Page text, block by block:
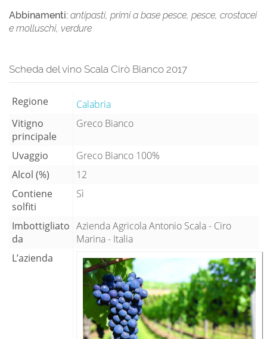
Abbinamenti: antipasti, primi a base pesce, pesce, crostacei
e molluschi, verdure
Scheda del vino Scala Cirò Bianco 2017
Regione
Calabria
Vitigno
principale
Greco Bianco
Uvaggio
Greco Bianco 100%
Alcol (%)
12
Contiene
solfiti
Sì
Imbottigliato
da
Azienda Agricola Antonio Scala - Ciro
Marina - Italia
L’azienda